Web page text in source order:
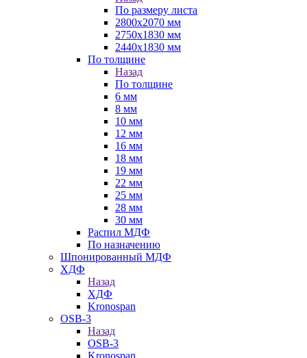
По размеру листа
2800х2070 мм
2750х1830 мм
2440х1830 мм
По толщине
Назад
По толщине
6 мм
8 мм
10 мм
12 мм
16 мм
18 мм
19 мм
22 мм
25 мм
28 мм
30 мм
Распил МДФ
По назначению
Шпонированный МДФ
ХДФ
Назад
ХДФ
Kronospan
OSB-3
Назад
OSB-3
Kronospan